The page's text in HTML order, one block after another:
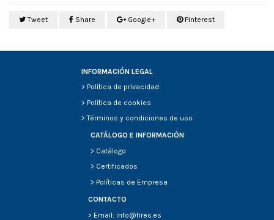
Tweet Share Google+ Pinterest
INFORMACIÓN LEGAL
> Política de privacidad
> Política de cookies
>Términos y condiciones de uso
CATÁLOGO E INFORMACIÓN
> Catálogo
> Certificados
> Políticas de Empresa
CONTACTO
> Email: info@fires.es